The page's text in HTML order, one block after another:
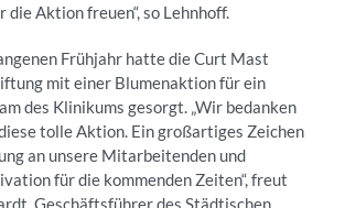
Aktion freuen“, so Lehnhoff.
Frühjahr hatte die Curt Mast
mit einer Blumenaktion für ein
des Klinikums gesorgt. „Wir bedanken
tolle Aktion. Ein großartiges Zeichen
an unsere Mitarbeitenden und
für die kommenden Zeiten“, freut
Geschäftsführer des Städtischen